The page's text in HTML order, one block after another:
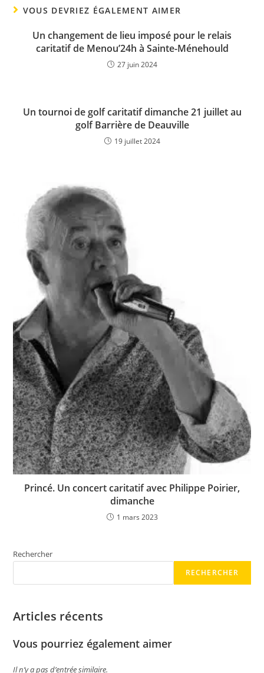
VOUS DEVRIEZ ÉGALEMENT AIMER
Un changement de lieu imposé pour le relais
caritatif de Menou’24h à Sainte-Ménehould
27 juin 2024
Un tournoi de golf caritatif dimanche 21 juillet au
golf Barrière de Deauville
19 juillet 2024
Princé. Un concert caritatif avec Philippe Poirier,
dimanche
1 mars 2023
Rechercher
RECHERCHER
Articles récents
Vous pourriez également aimer
Il n’y a pas d’entrée similaire.